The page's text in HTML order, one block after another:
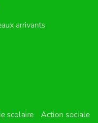
arrivants
scolaire
Action sociale